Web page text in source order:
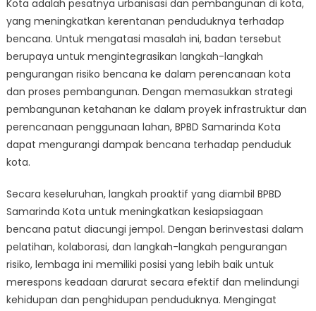
Kota adalah pesatnya urbanisasi dan pembangunan di kota,
yang meningkatkan kerentanan penduduknya terhadap
bencana. Untuk mengatasi masalah ini, badan tersebut
berupaya untuk mengintegrasikan langkah-langkah
pengurangan risiko bencana ke dalam perencanaan kota
dan proses pembangunan. Dengan memasukkan strategi
pembangunan ketahanan ke dalam proyek infrastruktur dan
perencanaan penggunaan lahan, BPBD Samarinda Kota
dapat mengurangi dampak bencana terhadap penduduk
kota.
Secara keseluruhan, langkah proaktif yang diambil BPBD
Samarinda Kota untuk meningkatkan kesiapsiagaan
bencana patut diacungi jempol. Dengan berinvestasi dalam
pelatihan, kolaborasi, dan langkah-langkah pengurangan
risiko, lembaga ini memiliki posisi yang lebih baik untuk
merespons keadaan darurat secara efektif dan melindungi
kehidupan dan penghidupan penduduknya. Mengingat